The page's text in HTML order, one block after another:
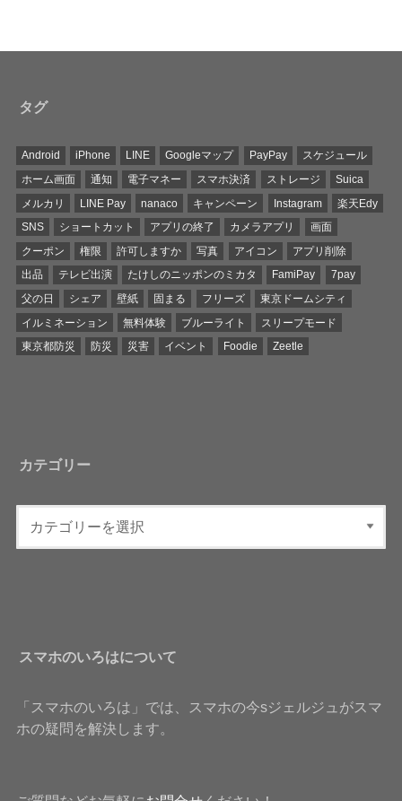
タグ
Android iPhone LINE Googleマップ PayPay
スケジュール
ホーム画面
通知 電子マネー スマホ決済 ストレージ
Suica
メルカリ
LINE Pay nanaco キャンペーン Instagram
楽天Edy
SNS
ショートカット アプリの終了 カメラアプリ
画面
クーポン
権限 許可しますか 写真 アイコン
アプリ削除
出品
テレビ出演 たけしのニッポンのミカタ FamiPay
7pay
父の日
シェア 壁紙 固まる フリーズ
東京ドームシティ
イルミネーション
無料体験 ブルーライト
スリープモード
東京都防災
防災 災害 イベント Foodie Zeetle
カテゴリー
スマホのいろはについて
「スマホのいろは」では、スマホの今sジェルジュがスマ
ホの疑問を解決します。